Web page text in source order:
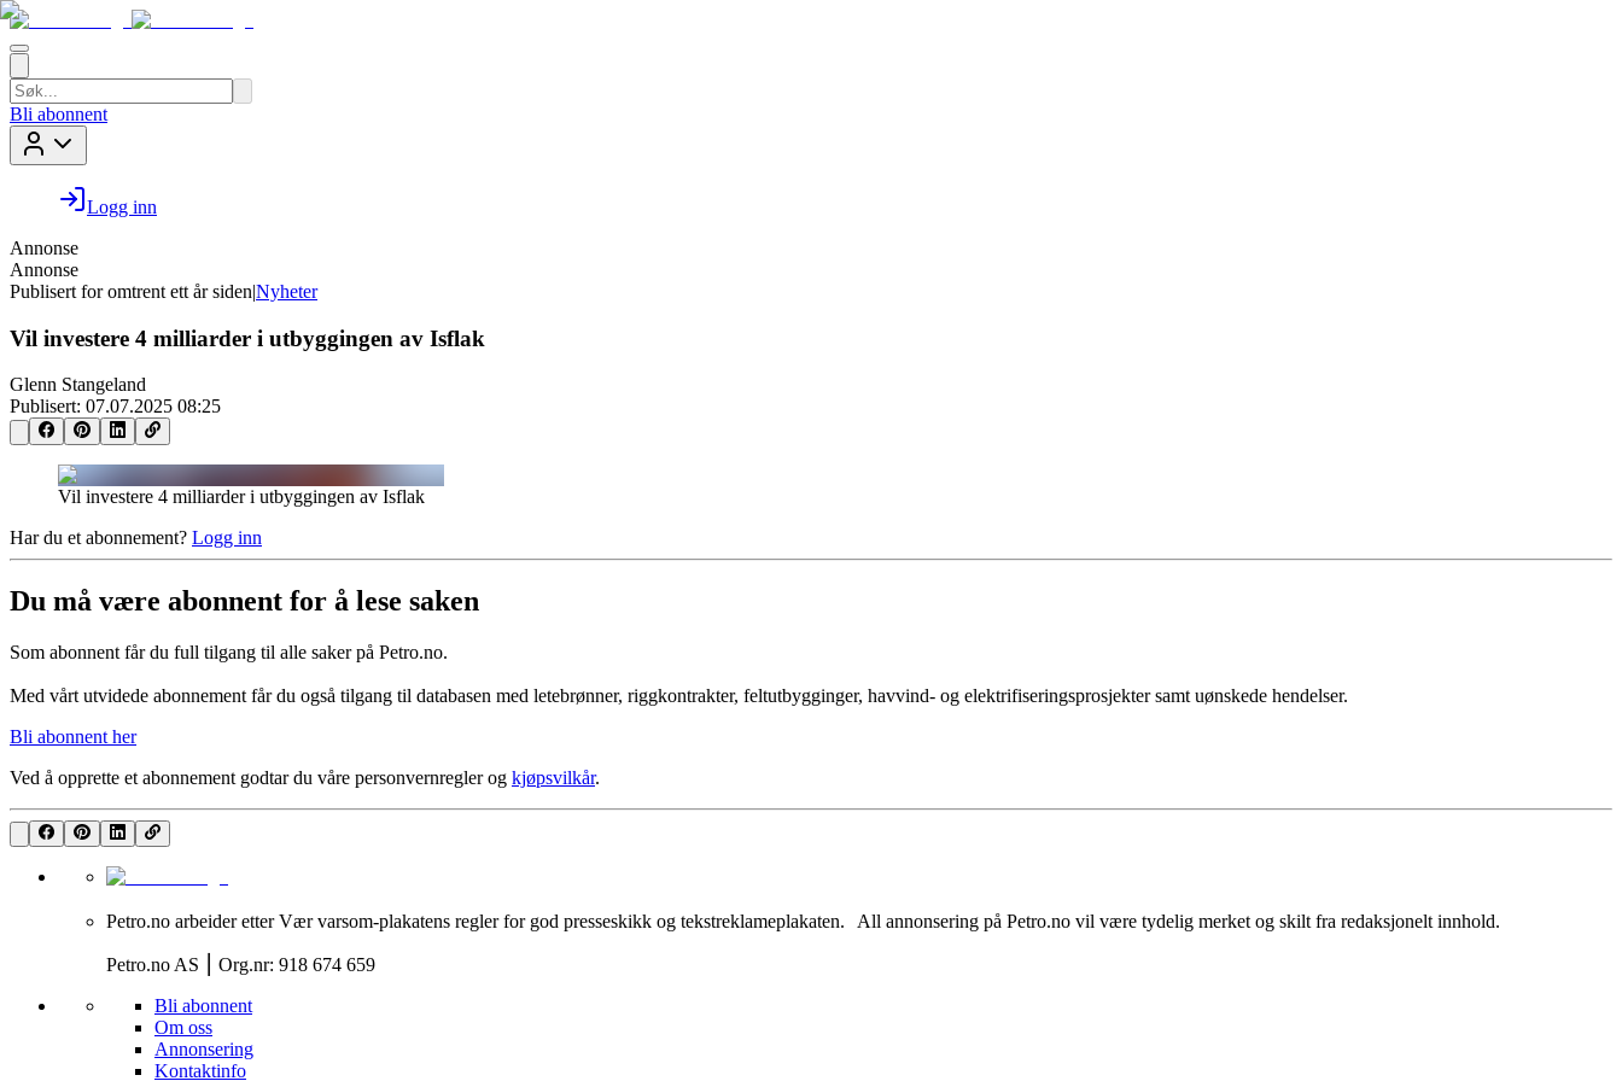
Bli abonnent
Logg inn
Annonse
Annonse
Publisert for omtrent ett år siden|Nyheter
Vil investere 4 milliarder i utbyggingen av Isflak
Glenn Stangeland
Publisert: 07.07.2025 08:25
Vil investere 4 milliarder i utbyggingen av Isflak
Har du et abonnement? Logg inn
Du må være abonnent for å lese saken
Som abonnent får du full tilgang til alle saker på Petro.no.
Med vårt utvidede abonnement får du også tilgang til databasen med letebrønner, riggkontrakter, feltutbygginger, havvind- og elektrifiseringsprosjekter samt uønskede hendelser.
Bli abonnent her
Ved å opprette et abonnement godtar du våre personvernreglerog kjøpsvilkår.
Petro.no arbeider etter Vær varsom-plakatens regler for god presseskikk og tekstreklameplakaten. All annonsering på Petro.no vil være tydelig merket og skilt fra redaksjonelt innhold.
Petro.no AS ⎮ Org.nr: 918 674 659
Bli abonnent
Om oss
Annonsering
Kontaktinfo